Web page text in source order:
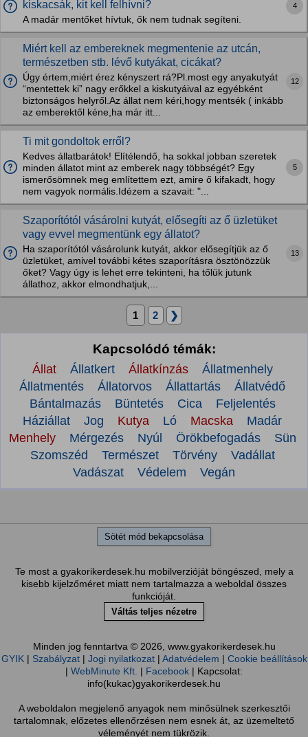
kiskacsák, kit kell felhívni?
A madár mentőket hívtuk, ők nem tudnak segíteni.
4
Miért kell az embereknek megmentenie az utcán,
természetben stb. lévő kutyákat, cicákat?
Úgy értem,miért érez kényszert rá?Pl.most egy anyakutyát
“mentettek ki” nagy erőkkel a kiskutyáival az egyébként
biztonságos helyről.Az állat nem kéri,hogy mentsék ( inkább
az emberektől kéne,ha már itt...
12
Ti mit gondoltok erről?
Kedves állatbarátok! Elítélendő, ha sokkal jobban szeretek
minden állatot mint az emberek nagy többségét? Egy
ismerősömnek meg említettem ezt, amire ő kifakadt, hogy
nem vagyok normális.Idézem a szavait: "...
5
Szaporítótól vásárolni kutyát, elősegíti az ő üzletüket
vagy evvel megmentünk egy állatot?
Ha szaporítótól vásárolunk kutyát, akkor elősegítjük az ő
üzletüket, amivel további kétes szaporításra ösztönözzük
őket? Vagy úgy is lehet erre tekinteni, ha tőlük jutunk
állathoz, akkor elmondhatjuk,...
13
1 2 ❯
Kapcsolódó témák:
Állat Állatkert Állatkínzás
Állatmenhely
Állatmentés
Állatorvos Állattartás
Állatvédő
Bántalmazás
Büntetés Cica
Feljelentés
Háziállat
Jog Kutya Ló Macska
Madár
Menhely
Mérgezés Nyúl Örökbefogadás
Sün
Szomszéd
Természet Törvény
Vadállat
Vadászat
Védelem Vegán
Sötét mód bekapcsolása
Te most a gyakorikerdesek.hu mobilverzióját böngészed, mely a
kisebb kijelzőméret miatt nem tartalmazza a weboldal összes
funkcióját.
Váltás teljes nézetre
Minden jog fenntartva © 2026, www.gyakorikerdesek.hu
GYIK| Szabályzat| Jogi nyilatkozat| Adatvédelem | Cookie beállítások
| WebMinute Kft. | Facebook | Kapcsolat:
info(kukac)gyakorikerdesek.hu
A weboldalon megjelenő anyagok nem minősülnek szerkesztői
tartalomnak, előzetes ellenőrzésen nem esnek át, az üzemeltető
véleményét nem tükrözik.